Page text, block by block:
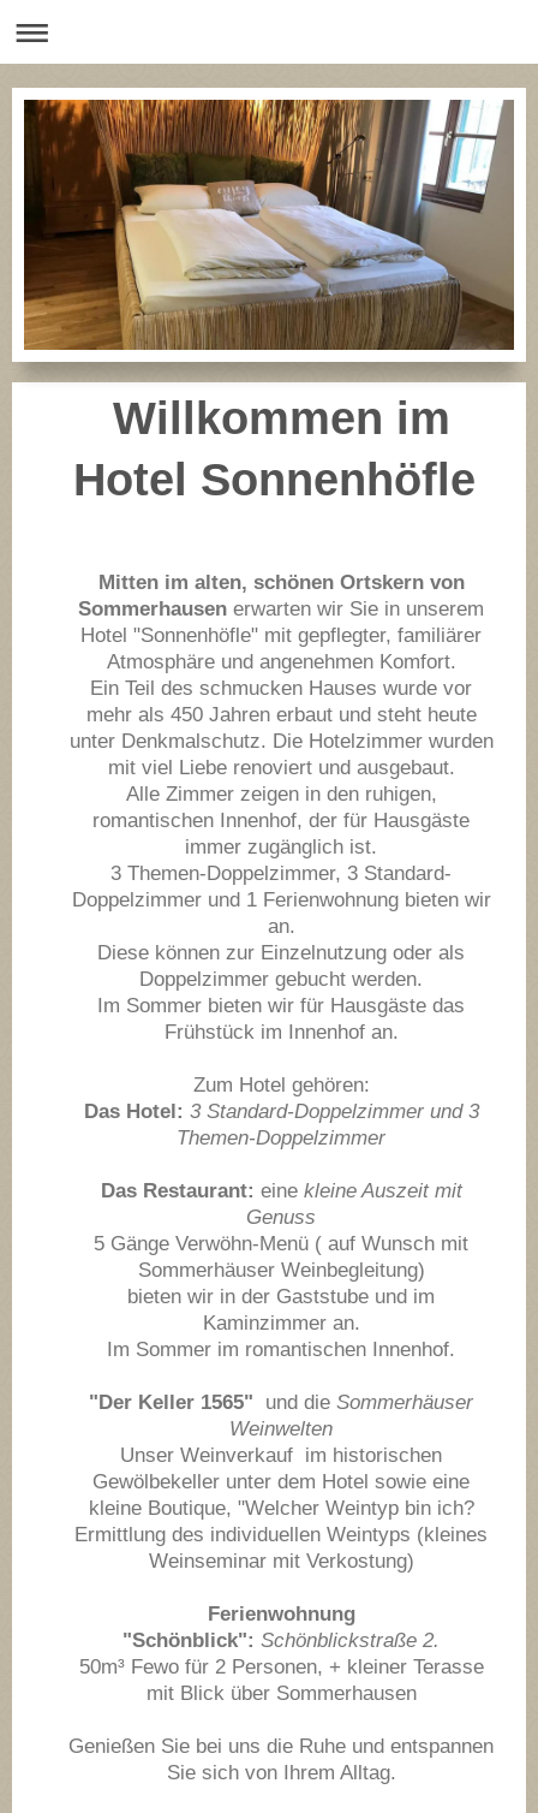
Willkommen im
Hotel Sonnenhöfle
Mitten im alten, schönen Ortskern von
Sommerhausen erwarten wir Sie in unserem
Hotel "Sonnenhöfle" mit gepflegter, familiärer
Atmosphäre und angenehmen Komfort.
Ein Teil des schmucken Hauses wurde vor
mehr als 450 Jahren erbaut und steht heute
unter Denkmalschutz. Die Hotelzimmer wurden
mit viel Liebe renoviert und ausgebaut.
Alle Zimmer zeigen in den ruhigen,
romantischen Innenhof, der für Hausgäste
immer zugänglich ist.
3 Themen-Doppelzimmer, 3 Standard-
Doppelzimmer und 1 Ferienwohnung bieten wir
an.
Diese können zur Einzelnutzung oder als
Doppelzimmer gebucht werden.
Im Sommer bieten wir für Hausgäste das
Frühstück im Innenhof an.
Zum Hotel gehören:
Das Hotel: 3 Standard-Doppelzimmer und 3
Themen-Doppelzimmer
Das Restaurant: eine kleine Auszeit mit
Genuss
5 Gänge Verwöhn-Menü ( auf Wunsch mit
Sommerhäuser Weinbegleitung)
bieten wir in der Gaststube und im
Kaminzimmer an.
Im Sommer im romantischen Innenhof.
"Der Keller 1565" und die Sommerhäuser
Weinwelten
Unser Weinverkauf im historischen
Gewölbekeller unter dem Hotel sowie eine
kleine Boutique, "Welcher Weintyp bin ich?
Ermittlung des individuellen Weintyps (kleines
Weinseminar mit Verkostung)
Ferienwohnung
"Schönblick": Schönblickstraße 2.
50m³ Fewo für 2 Personen, + kleiner Terasse
mit Blick über Sommerhausen
Genießen Sie bei uns die Ruhe und entspannen
Sie sich von Ihrem Alltag.